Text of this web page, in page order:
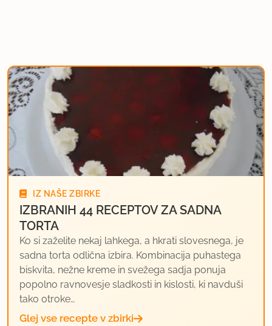
IZ NAŠE ZBIRKE
IZBRANIH 44 RECEPTOV ZA SADNA
TORTA
Ko si zaželite nekaj lahkega, a hkrati slovesnega, je
sadna torta odlična izbira. Kombinacija puhastega
biskvita, nežne kreme in svežega sadja ponuja
popolno ravnovesje sladkosti in kislosti, ki navduši
tako otroke…
Glej vse recepte v zbirki